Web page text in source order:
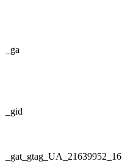
_ga
_gid
_gat_gtag_UA_21639952_16